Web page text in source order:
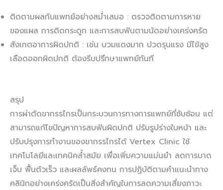
ติดตามผลกับแพทย์อย่างสม่ำเสมอ : ตรวจติดตามการหาย
ของแผล การติดกระดูก และการสบฟันตามนัดอย่างเคร่งครัด
สังเกตอาการผิดปกติ : เช่น บวมแดงมาก ปวดรุนแรง มีไข้สูง
เลือดออกผิดปกติ ต้องรีบปรึกษาแพทย์ทันที
สรุป
การผ่าตัดขากรรไกรเป็นกระบวนการทางการแพทย์ที่ซับซ้อน แต่
สามารถแก้ไขปัญหาการสบฟันผิดปกติ ปรับรูปร่างใบหน้า และ
ปรับปรุงการทำงานของขากรรไกรได้ Vertex Clinic ใช้
เทคโนโลยีและเทคนิคล้ำสมัย เพื่อเพิ่มความแม่นยำ ลดการบาด
เจ็บ ฟื้นตัวเร็ว และผลลัพธ์คงทน การปฏิบัติตามคำแนะนำทาง
คลินิกอย่างเคร่งครัดเป็นสิ่งสำคัญในการลดความเสี่ยงภาวะ